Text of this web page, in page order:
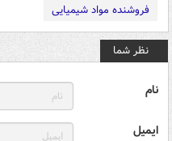
فروشنده مواد شیمیایی
نظر شما
نام
ایمیل